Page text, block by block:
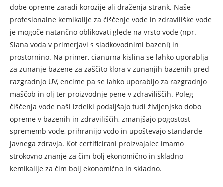
dobe opreme zaradi korozije ali draženja strank. Naše
profesionalne kemikalije za čiščenje vode in zdraviliške vode
je mogoče natančno oblikovati glede na vrsto vode (npr.
Slana voda v primerjavi s sladkovodnimi bazeni) in
prostornino. Na primer, cianurna kislina se lahko uporablja
za zunanje bazene za zaščito klora v zunanjih bazenih pred
razgradnjo UV, encime pa se lahko uporabijo za razgradnjo
maščob in olj ter proizvodnje pene v zdraviliščih. Poleg
čiščenja vode naši izdelki podaljšajo tudi življenjsko dobo
opreme v bazenih in zdraviliščih, zmanjšajo pogostost
sprememb vode, prihranijo vodo in upoštevajo standarde
javnega zdravja. Kot certificirani proizvajalec imamo
strokovno znanje za čim bolj ekonomično in skladno
kemikalije za čim bolj ekonomično in skladno.